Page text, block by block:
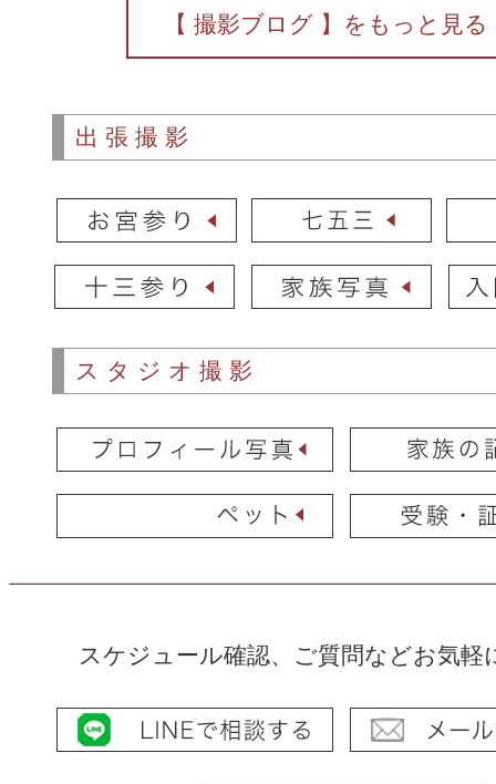
【 撮影ブログ 】をもっと見
出張撮影
スタジオ撮影
スケジュール確認、ご質問などお気軽